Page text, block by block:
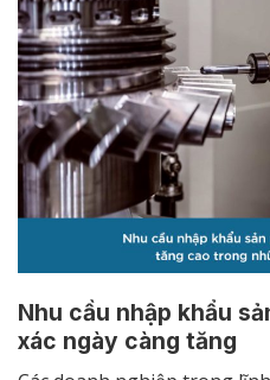
Nhu cầu nhập khẩu
xác ngày càng tăng